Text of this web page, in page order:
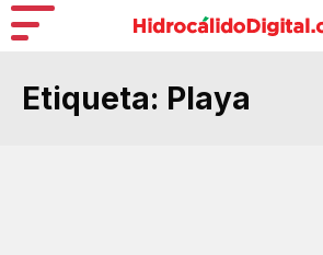
Etiqueta: Playa